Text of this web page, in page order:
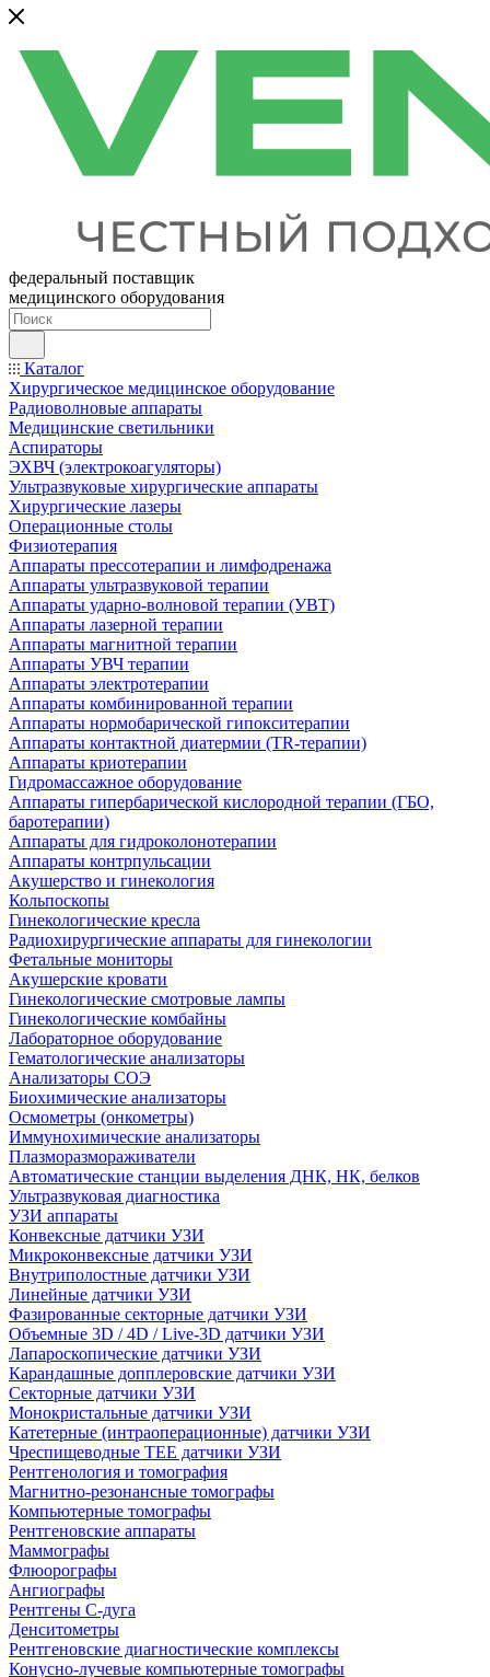
федеральный поставщик
медицинского оборудования
Каталог
Хирургическое медицинское оборудование
Радиоволновые аппараты
Медицинские светильники
Аспираторы
ЭХВЧ (электрокоагуляторы)
Ультразвуковые хирургические аппараты
Хирургические лазеры
Операционные столы
Физиотерапия
Аппараты прессотерапии и лимфодренажа
Аппараты ультразвуковой терапии
Аппараты ударно-волновой терапии (УВТ)
Аппараты лазерной терапии
Аппараты магнитной терапии
Аппараты УВЧ терапии
Аппараты электротерапии
Аппараты комбинированной терапии
Аппараты нормобарической гипокситерапии
Аппараты контактной диатермии (TR-терапии)
Аппараты криотерапии
Гидромассажное оборудование
Аппараты гипербарической кислородной терапии (ГБО,
баротерапии)
Аппараты для гидроколонотерапии
Аппараты контрпульсации
Акушерство и гинекология
Кольпоскопы
Гинекологические кресла
Радиохирургические аппараты для гинекологии
Фетальные мониторы
Акушерские кровати
Гинекологические смотровые лампы
Гинекологические комбайны
Лабораторное оборудование
Гематологические анализаторы
Анализаторы СОЭ
Биохимические анализаторы
Осмометры (онкометры)
Иммунохимические анализаторы
Плазморазмораживатели
Автоматические станции выделения ДНК, НК, белков
Ультразвуковая диагностика
УЗИ аппараты
Конвексные датчики УЗИ
Микроконвексные датчики УЗИ
Внутриполостные датчики УЗИ
Линейные датчики УЗИ
Фазированные секторные датчики УЗИ
Объемные 3D / 4D / Live-3D датчики УЗИ
Лапароскопические датчики УЗИ
Карандашные допплеровские датчики УЗИ
Секторные датчики УЗИ
Монокристальные датчики УЗИ
Катетерные (интраоперационные) датчики УЗИ
Чреспищеводные TEE датчики УЗИ
Рентгенология и томография
Магнитно-резонансные томографы
Компьютерные томографы
Рентгеновские аппараты
Маммографы
Флюорографы
Ангиографы
Рентгены С-дуга
Денситометры
Рентгеновские диагностические комплексы
Конусно-лучевые компьютерные томографы